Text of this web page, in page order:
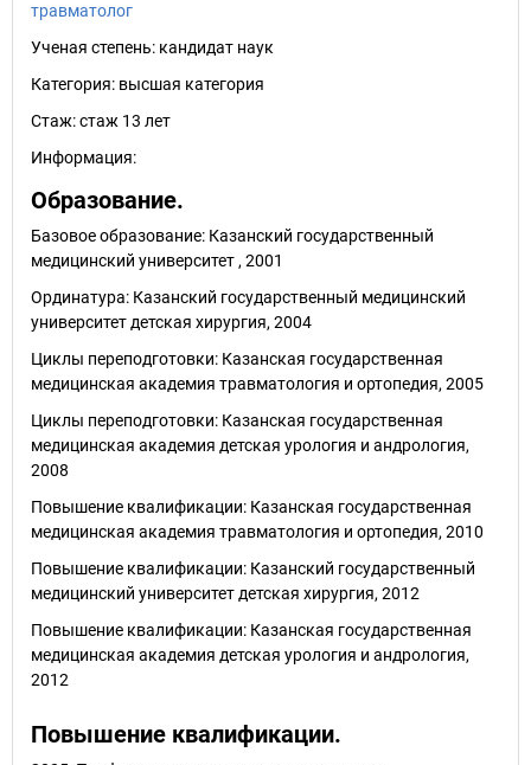
травматолог
Ученая степень: кандидат наук
Категория: высшая категория
Стаж:стаж 13 лет
Информация:
Образование.
Базовое образование: Казанский государственный
медицинский университет , 2001
Ординатура: Казанский государственный медицинский
университет детская хирургия, 2004
Циклы переподготовки: Казанская государственная
медицинская академия травматология и ортопедия, 2005
Циклы переподготовки: Казанская государственная
медицинская академия детская урология и андрология,
2008
Повышение квалификации: Казанская государственная
медицинская академия травматология и ортопедия, 2010
Повышение квалификации: Казанский государственный
медицинский университет детская хирургия, 2012
Повышение квалификации: Казанская государственная
медицинская академия детская урология и андрология,
2012
Повышение квалификации.